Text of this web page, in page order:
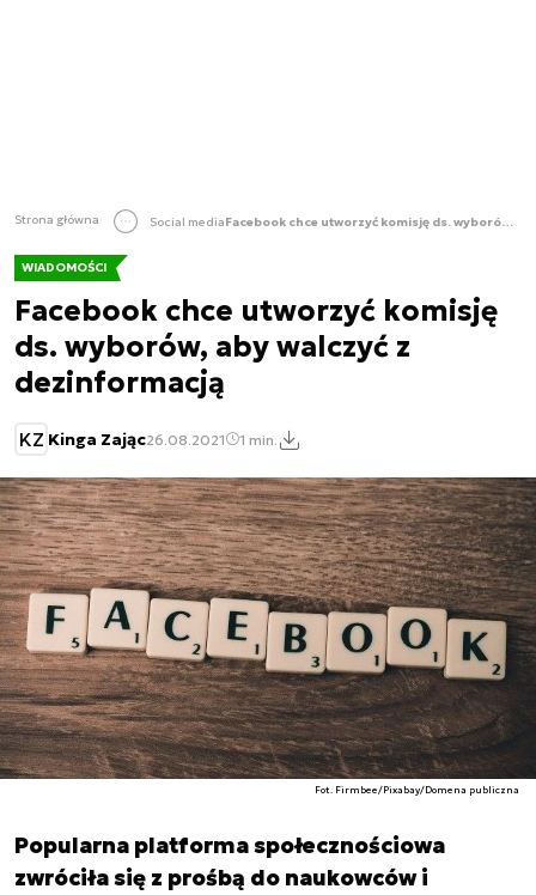
Strona główna Social media Facebook chce utworzyć komisję ds. wyborów, aby walczyć z dezinformacją
WIADOMOŚCI
Facebook chce utworzyć komisję
ds. wyborów, aby walczyć z
dezinformacją
KZ Kinga Zając26.08.2021 1 min.
Fot. Firmbee/Pixabay/Domena publiczna
Popularna platforma społecznościowa
zwróciła się z prośbą do naukowców i